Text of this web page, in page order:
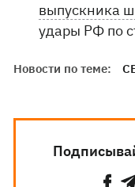
выпускника
удары РФ по
Новости по теме: